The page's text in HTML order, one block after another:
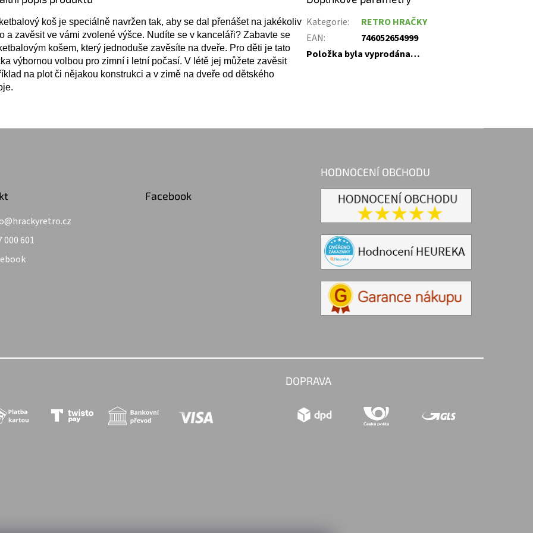
koš je speciálně navržen tak, aby se dal přenášet na jakékoliv
a zavěsit ve vámi zvolené výšce. Nudíte se v kanceláři? Zabavte se
košem, který jednoduše zavěsíte na dveře. Pro děti je tato
výbornou volbou pro zimní i letní počasí. V létě jej můžete zavěsit
na plot či nějakou konstrukci a v zimě na dveře od dětského
Kategorie:
RETRO HRAČKY
EAN:
746052654999
Položka byla vyprodána…
@hrackyretro.cz
000 601
Facebook
HODNOCENÍ OBCHODU
DOPRAVA